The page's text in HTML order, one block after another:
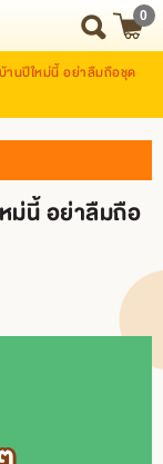
0
านปีใหม่นี้ อย่าลืมถือชุด
ม่นี้ อย่าลืมถือ